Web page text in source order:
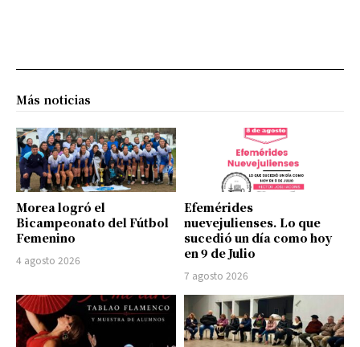
Más noticias
Morea logró el
Bicampeonato del Fútbol
Femenino
4 agosto 2026
Efemérides
nuevejulienses. Lo que
sucedió un día como hoy
en 9 de Julio
7 agosto 2026